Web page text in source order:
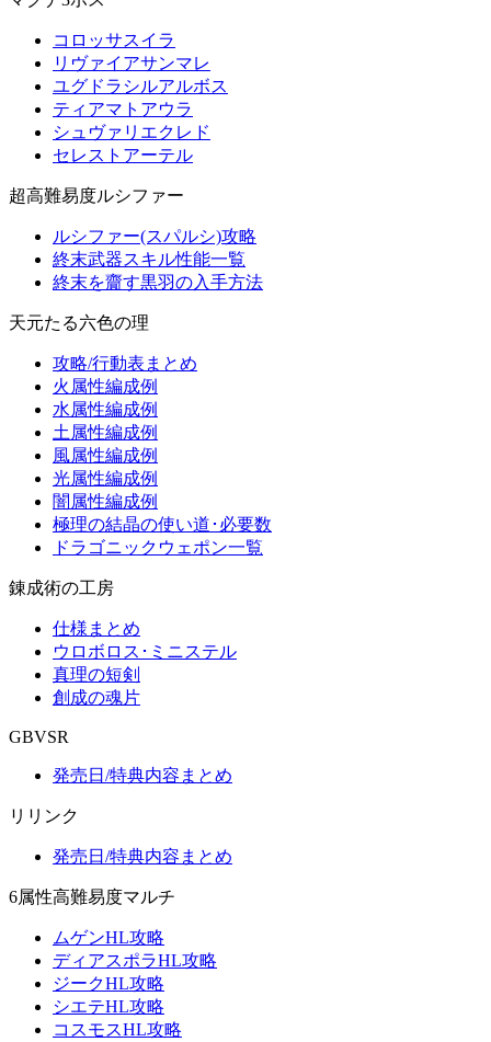
コロッサスイラ
リヴァイアサンマレ
ユグドラシルアルボス
ティアマトアウラ
シュヴァリエクレド
セレストアーテル
超高難易度ルシファー
ルシファー(スパルシ)攻略
終末武器スキル性能一覧
終末を齎す黒羽の入手方法
天元たる六色の理
攻略/行動表まとめ
火属性編成例
水属性編成例
土属性編成例
風属性編成例
光属性編成例
闇属性編成例
極理の結晶の使い道･必要数
ドラゴニックウェポン一覧
錬成術の工房
仕様まとめ
ウロボロス･ミニステル
真理の短剣
創成の魂片
GBVSR
発売日/特典内容まとめ
リリンク
発売日/特典内容まとめ
6属性高難易度マルチ
ムゲンHL攻略
ディアスポラHL攻略
ジークHL攻略
シエテHL攻略
コスモスHL攻略